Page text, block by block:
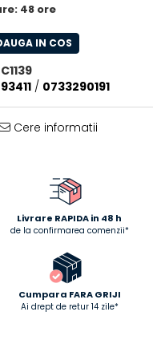
48 ore
IN COS
C1139
/ 0733290191
Cere informatii
Livrare RAPIDA in 48 h
de la confirmarea comenzii*
Cumpara FARA GRIJI
Ai drept de retur 14 zile*